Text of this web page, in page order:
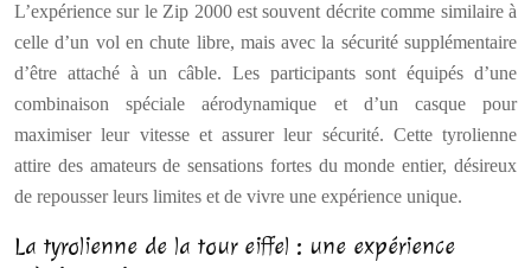
L’expérience sur le Zip 2000 est souvent décrite comme similaire à
celle d’un vol en chute libre, mais avec la sécurité supplémentaire
d’être attaché à un câble. Les participants sont équipés d’une
combinaison spéciale aérodynamique et d’un casque pour
maximiser leur vitesse et assurer leur sécurité. Cette tyrolienne
attire des amateurs de sensations fortes du monde entier, désireux
de repousser leurs limites et de vivre une expérience unique.
La tyrolienne de la tour eiffel : une expérience